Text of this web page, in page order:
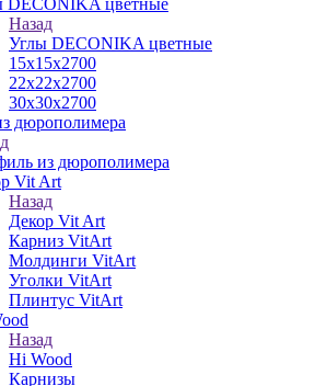
DECONIKA цветные
Назад
Углы DECONIKA цветные
15х15х2700
22х22х2700
30х30х2700
дюрополимера
из дюрополимера
Vit Art
Назад
Декор Vit Art
Карниз VitArt
Молдинги VitArt
Уголки VitArt
Плинтус VitArt
Назад
Hi Wood
Карнизы